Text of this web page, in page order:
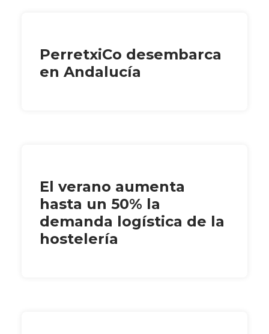
PerretxiCo desembarca
en Andalucía
El verano aumenta
hasta un 50% la
demanda logística de la
hostelería